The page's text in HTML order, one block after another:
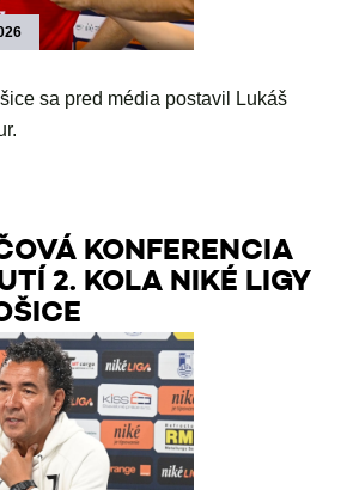
sa pred média postavil Lukáš
KONFERENCIA
2. KOLA NIKÉ LIGY